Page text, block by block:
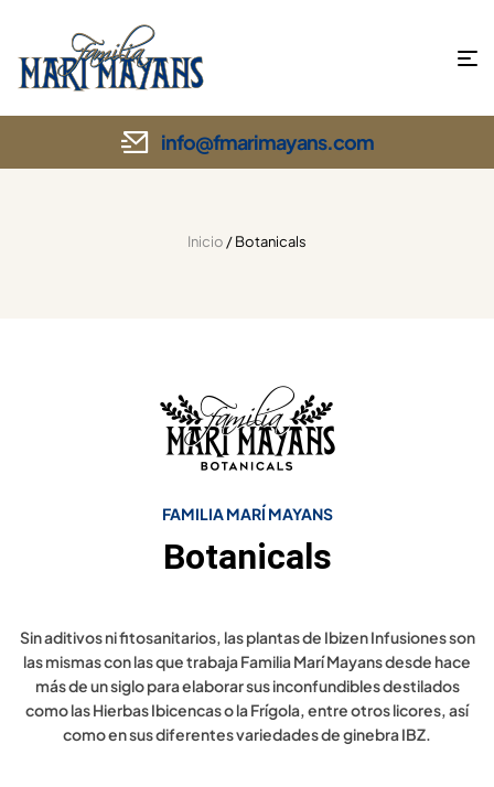
info@fmarimayans.com
Inicio / Botanicals
FAMILIA MARÍ MAYANS
Botanicals
Sin aditivos ni fitosanitarios, las plantas de Ibizen Infusiones son
las mismas con las que trabaja Familia Marí Mayans desde hace
más de un siglo para elaborar sus inconfundibles destilados
como las Hierbas Ibicencas o la Frígola, entre otros licores, así
como en sus diferentes variedades de ginebra IBZ.